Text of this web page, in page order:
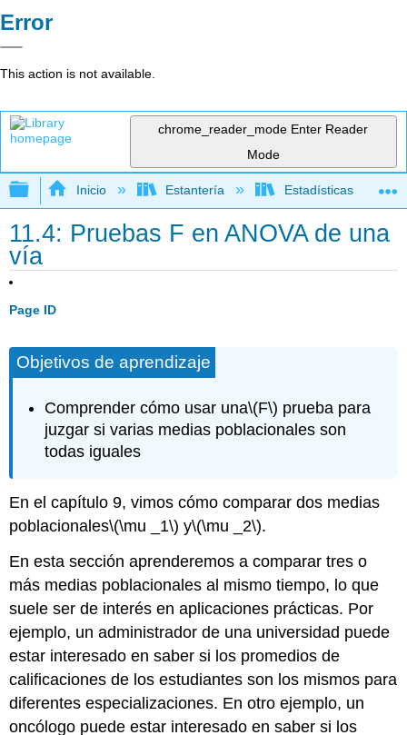
Error
This action is not available.
chrome_reader_mode Enter Reader
Mode
Expandir/contraer jerarquía global
Inicio Estantería Estadísticas
11.4: Pruebas F en ANOVA de una
vía
Page ID
Objetivos de aprendizaje
Comprender cómo usar una\(F\) prueba para
juzgar si varias medias poblacionales son
todas iguales
En el capítulo 9, vimos cómo comparar dos medias
poblacionales\(\mu _1\) y\(\mu _2\).
En esta sección aprenderemos a comparar tres o
más medias poblacionales al mismo tiempo, lo que
suele ser de interés en aplicaciones prácticas. Por
ejemplo, un administrador de una universidad puede
estar interesado en saber si los promedios de
calificaciones de los estudiantes son los mismos para
diferentes especializaciones. En otro ejemplo, un
oncólogo puede estar interesado en saber si los